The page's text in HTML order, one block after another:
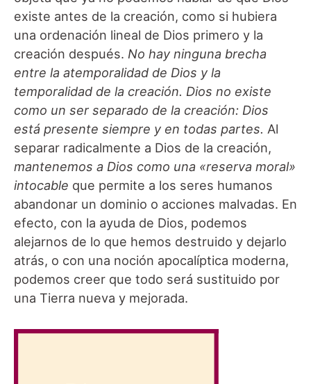
existe antes de la creación, como si hubiera
una ordenación lineal de Dios primero y la
creación después. No hay ninguna brecha
entre la atemporalidad de Dios y la
temporalidad de la creación. Dios no existe
como un ser separado de la creación: Dios
está presente siempre y en todas partes. Al
separar radicalmente a Dios de la creación,
mantenemos a Dios como una «reserva moral»
intocable que permite a los seres humanos
abandonar un dominio o acciones malvadas. En
efecto, con la ayuda de Dios, podemos
alejarnos de lo que hemos destruido y dejarlo
atrás, o con una noción apocalíptica moderna,
podemos creer que todo será sustituido por
una Tierra nueva y mejorada.